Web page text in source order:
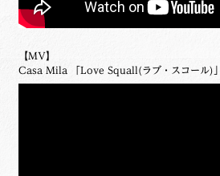
【MV】
Casa Mila 「Love Squall(ラブ・スコール)」